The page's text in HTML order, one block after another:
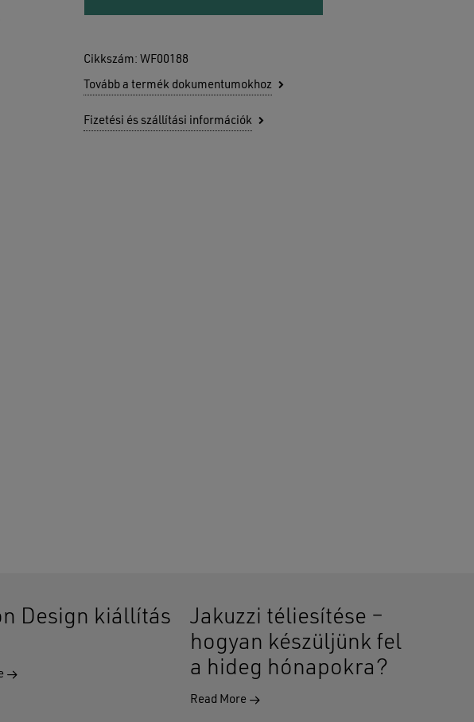
Cikkszám: WF00188
Tovább a termék dokumentumokhoz
Fizetési és szállítási információk
Design kiállítás
Jakuzzi téliesítése –
hogyan készüljünk fel
a hideg hónapokra?
Read More